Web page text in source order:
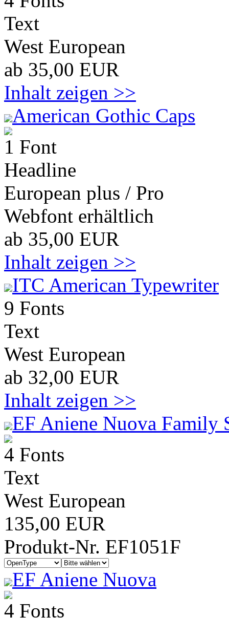
Text
West European
ab 35,00 EUR
Inhalt zeigen >>
American Gothic Caps
1 Font
Headline
European plus / Pro
Webfont erhältlich
ab 35,00 EUR
Inhalt zeigen >>
ITC American Typewriter
9 Fonts
Text
West European
ab 32,00 EUR
Inhalt zeigen >>
EF Aniene Nuova Family
4 Fonts
Text
West European
135,00 EUR
Produkt-Nr. EF1051F
EF Aniene Nuova
4 Fonts